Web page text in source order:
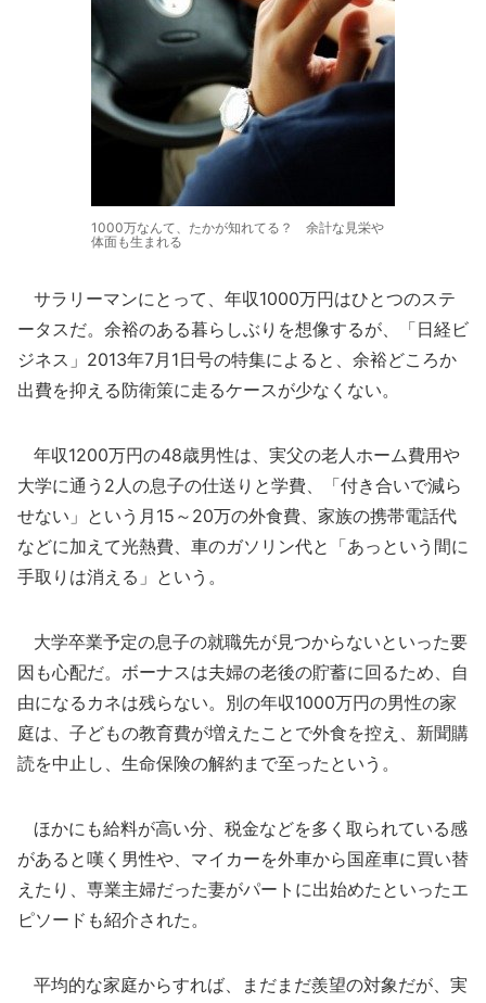
1000万なんて、たかが知れてる？ 余計な見栄や
体面も生まれる
サラリーマンにとって、年収1000万円はひとつのステ
ータスだ。余裕のある暮らしぶりを想像するが、「日経ビ
ジネス」2013年7月1日号の特集によると、余裕どころか
出費を抑える防衛策に走るケースが少なくない。
年収1200万円の48歳男性は、実父の老人ホーム費用や
大学に通う2人の息子の仕送りと学費、「付き合いで減ら
せない」という月15～20万の外食費、家族の携帯電話代
などに加えて光熱費、車のガソリン代と「あっという間に
手取りは消える」という。
大学卒業予定の息子の就職先が見つからないといった要
因も心配だ。ボーナスは夫婦の老後の貯蓄に回るため、自
由になるカネは残らない。別の年収1000万円の男性の家
庭は、子どもの教育費が増えたことで外食を控え、新聞購
読を中止し、生命保険の解約まで至ったという。
ほかにも給料が高い分、税金などを多く取られている感
があると嘆く男性や、マイカーを外車から国産車に買い替
えたり、専業主婦だった妻がパートに出始めたといったエ
ピソードも紹介された。
平均的な家庭からすれば、まだまだ羨望の対象だが、実